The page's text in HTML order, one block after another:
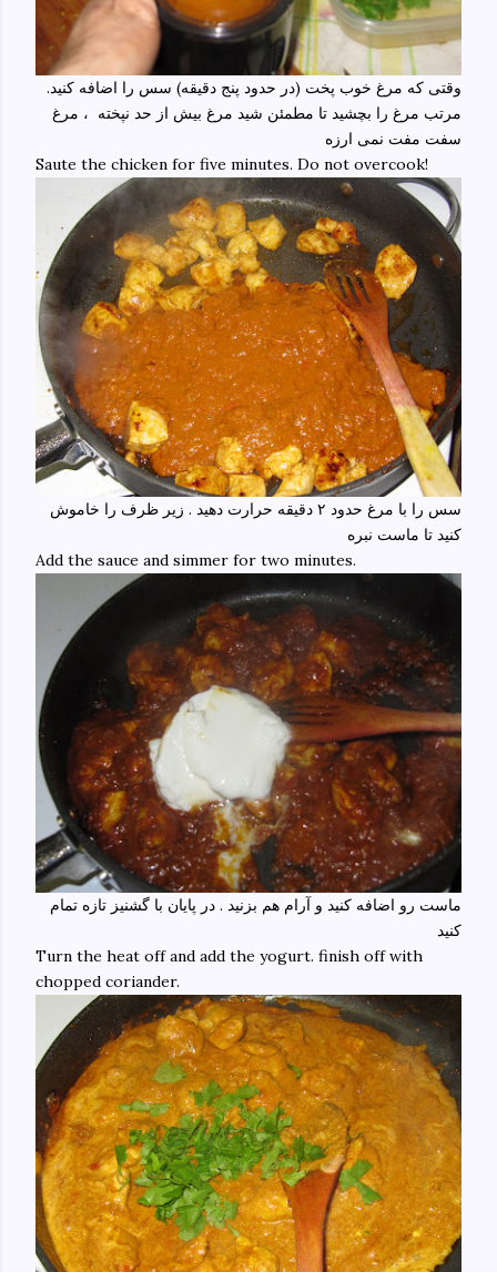
وقتی که مرغ خوب پخت (در حدود پنج دقیقه) سس را اضافه کنید.
مرتب مرغ را بچشید تا مطمئن شید مرغ بیش از حد نپخته ، مرغ
سفت مفت نمی ارزه
Saute the chicken for five minutes. Do not overcook!
کنید تا ماست نبره
Add the sauce and simmer for two minutes.
کنید
Turn the heat off and add the yogurt. finish off with
chopped coriander.